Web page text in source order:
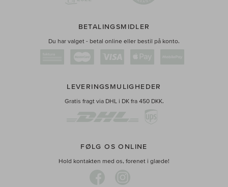
BETALINGSMIDLER
Du har valget - betal online eller bestil på konto.
LEVERINGSMULIGHEDER
Gratis fragt via DHL i DK fra 450 DKK.
FØLG OS ONLINE
Hold kontakten med os, forenet i glæde!